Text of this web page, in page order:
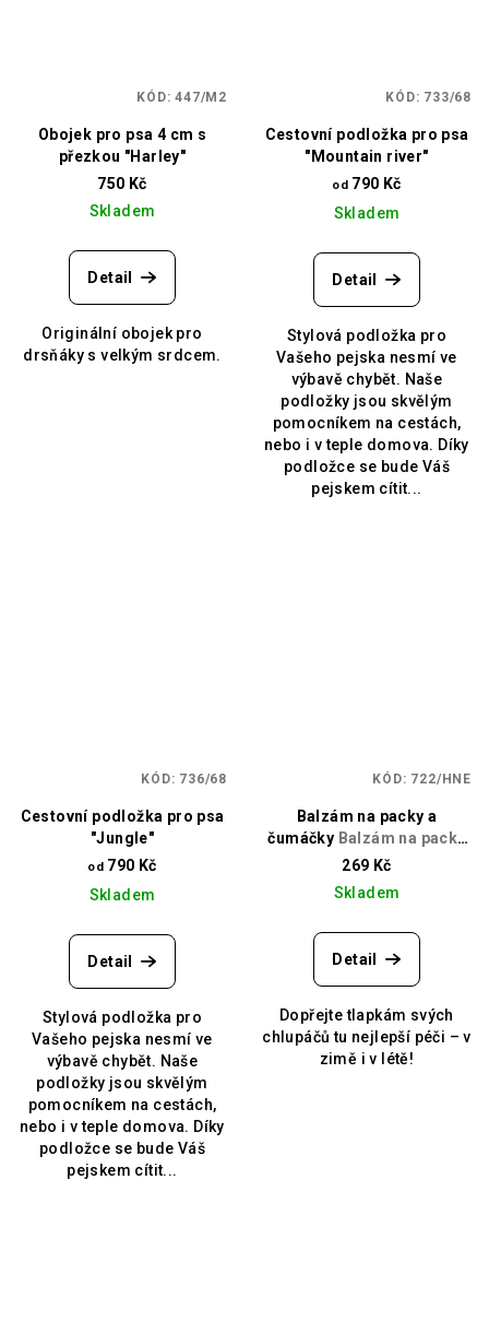
Obojek pro psa 4 cm s
přezkou "Harley"
750 Kč
Skladem
Detail
Originální obojek pro
drsňáky s velkým srdcem.
KÓD:447/M2
Cestovní podložka pro psa
"Mountain river"
od 790 Kč
Skladem
Detail
Stylová podložka pro
Vašeho pejska nesmí ve
výbavě chybět. Naše
podložky jsou skvělým
pomocníkem na cestách,
nebo i v teple domova. Díky
podložce se bude Váš
pejskem cítit...
KÓD: 733/68
Cestovní podložka pro psa
"Jungle"
od 790 Kč
Skladem
Detail
Stylová podložka pro
Vašeho pejska nesmí ve
výbavě chybět. Naše
podložky jsou skvělým
pomocníkem na cestách,
nebo i v teple domova. Díky
podložce se bude Váš
pejskem cítit...
KÓD: 736/68
Balzám na packy a
čumáčky Balzám na packy
a čumáčky
269 Kč
Skladem
Detail
Dopřejte tlapkám svých
chlupáčů tu nejlepší péči – v
zimě i v létě!
KÓD: 722/HNE